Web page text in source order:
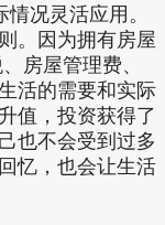
况灵活应用。
。因为拥有房屋
房屋管理费、
活的需要和实际
值，投资获得了
也不会受到过多
忆，也会让生活